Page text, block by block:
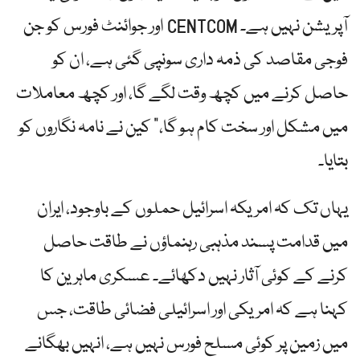
آپریشن نہیں ہے۔ CENTCOM اور جوائنٹ فورس کو جن
فوجی مقاصد کی ذمہ داری سونپی گئی ہے، ان کو
حاصل کرنے میں کچھ وقت لگے گا، اور کچھ معاملات
میں مشکل اور سخت کام ہو گا،” کین نے نامہ نگاروں کو
بتایا۔
یہاں تک کہ امریکہ اسرائیل حملوں کے باوجود، ایران
میں قدامت پسند مذہبی رہنماؤں نے طاقت حاصل
کرنے کے کوئی آثار نہیں دکھائے۔ عسکری ماہرین کا
کہنا ہے کہ امریکی اور اسرائیلی فضائی طاقت، جس
میں زمین پر کوئی مسلح فورس نہیں ہے، انہیں بھگانے